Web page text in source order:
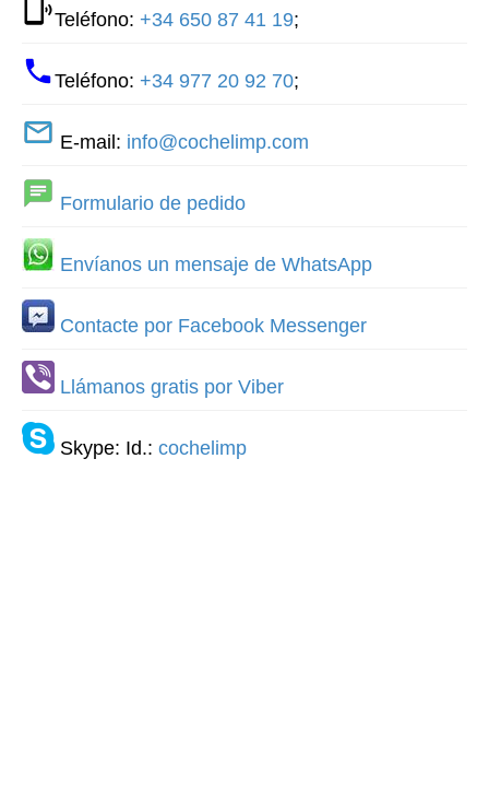
Teléfono: +34 650 87 41 19;
Teléfono: +34 977 20 92 70;
E-mail: info@cochelimp.com
Formulario de pedido
Envíanos un mensaje de WhatsApp
Contacte por Facebook Messenger
Llámanos gratis por Viber
Skype: Id.: cochelimp